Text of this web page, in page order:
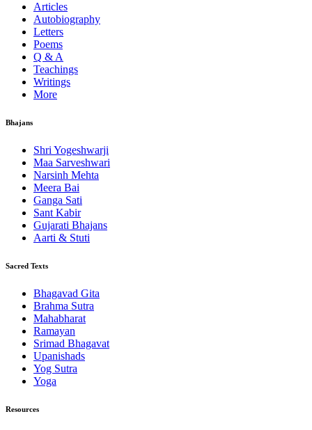
Articles
Autobiography
Letters
Poems
Q & A
Teachings
Writings
More
Bhajans
Shri Yogeshwarji
Maa Sarveshwari
Narsinh Mehta
Meera Bai
Ganga Sati
Sant Kabir
Gujarati Bhajans
Aarti & Stuti
Sacred Texts
Bhagavad Gita
Brahma Sutra
Mahabharat
Ramayan
Srimad Bhagavat
Upanishads
Yog Sutra
Yoga
Resources